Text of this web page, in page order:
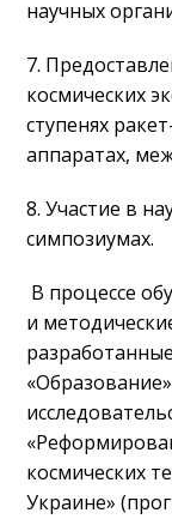
научных
7.
космических
ступенях
аппаратах,
8. Участие в
симпозиумах.
В процессе
и
космических
Украине»